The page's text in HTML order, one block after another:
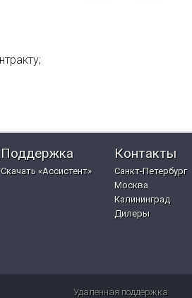
Поддержка
Скачать «Ассистент»
Контакты
Санкт-Петербург
Москва
Калининград
Дилеры
Удаленная поддержка